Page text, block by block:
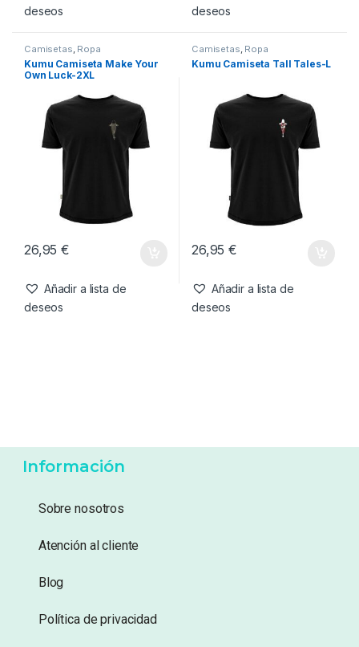
deseos
deseos
Camisetas Ropa
Kumu Camiseta Make Your
Own Luck-2XL
26,95€
Añadir a lista de
deseos
Camisetas Ropa
Kumu Camiseta Tall Tales-L
26,95€
Añadir a lista de
deseos
Información
Sobre nosotros
Atención al cliente
Blog
Política de privacidad